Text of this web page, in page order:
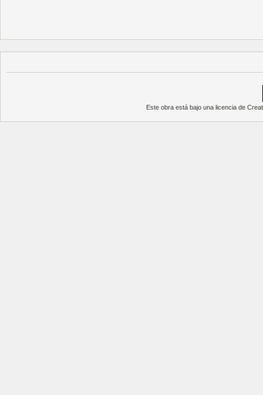
Este obra está bajo unalicencia de